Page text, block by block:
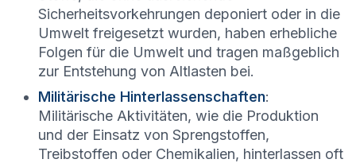
Sicherheitsvorkehrungen deponiert oder in die
Umwelt freigesetzt wurden, haben erhebliche
Folgen für die Umwelt und tragen maßgeblich
zur Entstehung von Altlasten bei.
Militärische Hinterlassenschaften:
Militärische Aktivitäten, wie die Produktion
und der Einsatz von Sprengstoffen,
Treibstoffen oder Chemikalien, hinterlassen oft